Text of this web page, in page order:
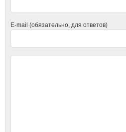
E-mail (обязательно, для ответов)